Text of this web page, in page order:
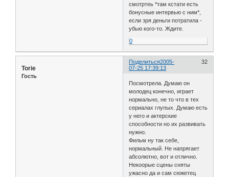
смотртеь *там кстати есть
бонусные интервью с ним*,
если зря деньги потратила -
убью кого-то. Ждите.
0
Поделиться 32
2005-
07-25 17:39:13
Torie
Гость
Посмотрела. Думаю он
молодец конечно, играет
нормально, не то что в тех
сериалах глупых. Думаю есть
у него и актерские
способности но их развивать
нужно.
Фильм ну так себе,
нормальный. Не напрягает
абсолютно, вот и отлично.
Некоорые сцены сняты
ужасно да и сам сюжетец